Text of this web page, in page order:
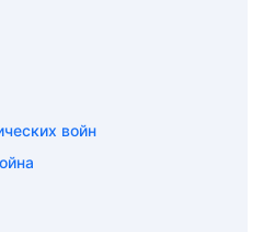
войн